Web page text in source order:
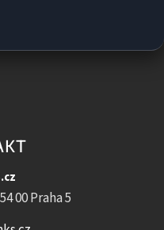
00 Praha 5